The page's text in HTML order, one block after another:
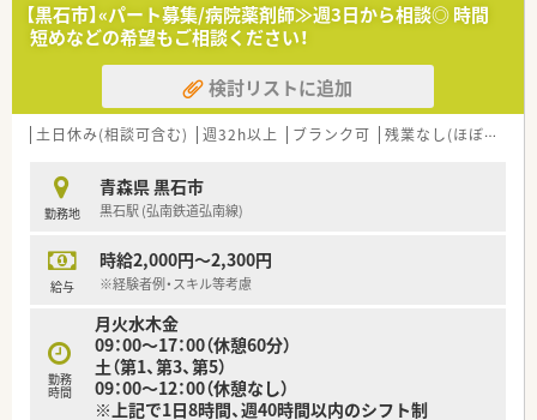
≪店舗について≫
大変広々とした調剤室と薬局内。OTCやお薬以外にも、地域の方
の為に多くの医療グッズを取り揃えています。患者様の負担軽
減や感染症対策を考え、ドライブスルーも設置されております。
居宅在宅も対応し、薬剤師としての知識と経験を培える環境で
す。
≪こんな方にオススメ≫
・充実した保障・福利厚生・財形貯蓄のある環境で安定勤務を希望
する方
・全体的に若い年代の方と目標もってお仕事されたい方
【黒石市】«パート募集/病院薬剤師≫週3日から相談◎ 時間
短めなどの希望もご相談ください！
検討リストに追加
土日休み(相談可含む) 週32h以上 ブランク可 残業なし(ほぼなし含む)
勤務地
青森県 黒石市
黒石駅 (弘南鉄道弘南線)
給与
時給2,000円～2,300円
※経験者例・スキル等考慮
勤務
時間
月火水木金
09：00～17：00（休憩60分）
土（第1、第3、第5）
09：00～12：00（休憩なし）
※上記で1日8時間、週40時間以内のシフト制